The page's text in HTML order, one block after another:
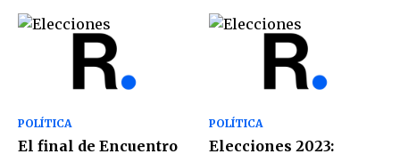
POLÍTICA
El final de Encuentro
POLÍTICA
Elecciones 2023: